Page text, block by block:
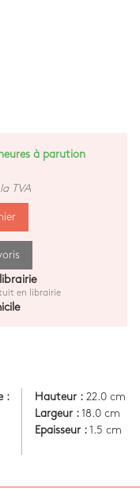
à parution
TVA
en librairie
:
Hauteur :22.0 cm
Largeur :18.0 cm
Epaisseur :1.5 cm